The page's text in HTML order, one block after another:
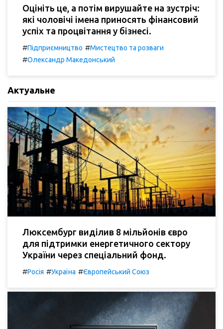
Оцініть це, а потім вирушайте на зустріч:
які чоловічі імена приносять фінансовий
успіх та процвітання у бізнесі.
#Підприємництво #Мистецтво та розваги
#Олександр Македонський
Актуальне
Люксембург виділив 8 мільйонів євро
для підтримки енергетичного сектору
України через спеціальний фонд.
#Росія #Україна #Європейський Союз